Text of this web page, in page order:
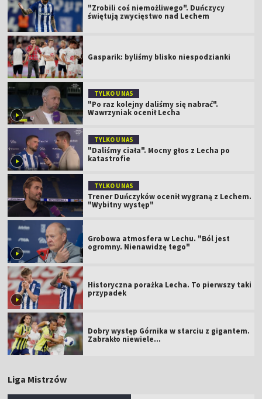
"Zrobili coś niemożliwego". Duńczycy
świętują zwycięstwo nad Lechem
Gasparik: byliśmy blisko niespodzianki
TYLKO U NAS
"Po raz kolejny daliśmy się nabrać".
Wawrzyniak ocenił Lecha
TYLKO U NAS
"Daliśmy ciała". Mocny głos z Lecha po
katastrofie
TYLKO U NAS
Trener Duńczyków ocenił wygraną z Lechem.
"Wybitny występ"
Grobowa atmosfera w Lechu. "Ból jest
ogromny. Nienawidzę tego"
Historyczna porażka Lecha. To pierwszy taki
przypadek
Dobry występ Górnika w starciu z gigantem.
Zabrakło niewiele...
Liga Mistrzów